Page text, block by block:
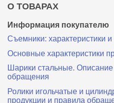
О ТОВАРАХ
Информация покупателю
Съемники: характеристики и
Основные характеристики
Шарики стальные.
обращения
Ролики игольчатые и
продукции и правила